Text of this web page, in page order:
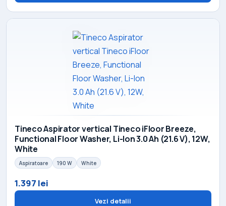
Tineco Aspirator vertical Tineco iFloor Breeze,
Functional Floor Washer, Li-Ion 3.0 Ah (21.6 V), 12W,
White
Aspiratoare 190 W White
1.397 lei
Vezi detalii